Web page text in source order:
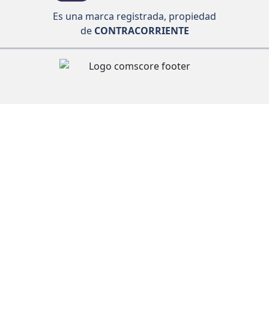
Es una marca registrada, propiedad
deCONTRACORRIENTE